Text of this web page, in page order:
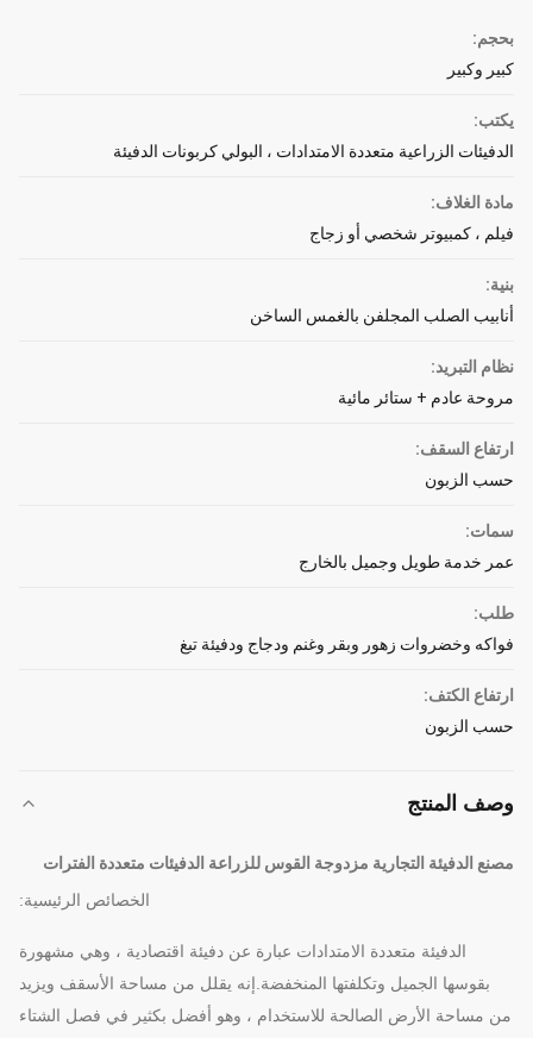
بحجم:
كبير وكبير
يكتب:
الدفيئات الزراعية متعددة الامتدادات ، البولي كربونات الدفيئة
مادة الغلاف:
فيلم ، كمبيوتر شخصي أو زجاج
بنية:
أنابيب الصلب المجلفن بالغمس الساخن
نظام التبريد:
مروحة عادم + ستائر مائية
ارتفاع السقف:
حسب الزبون
سمات:
عمر خدمة طويل وجميل بالخارج
طلب:
فواكه وخضروات زهور وبقر وغنم ودجاج ودفيئة تبغ
ارتفاع الكتف:
حسب الزبون
وصف المنتج
مصنع الدفيئة التجارية مزدوجة القوس للزراعة الدفيئات متعددة الفترات
الخصائص الرئيسية:
الدفيئة متعددة الامتدادات عبارة عن دفيئة اقتصادية ، وهي مشهورة
بقوسها الجميل وتكلفتها المنخفضة.إنه يقلل من مساحة الأسقف ويزيد
من مساحة الأرض الصالحة للاستخدام ، وهو أفضل بكثير في فصل الشتاء